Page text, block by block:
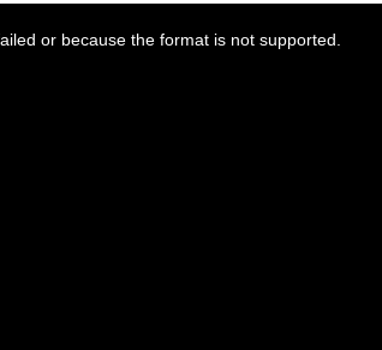
or because the format is not supported.